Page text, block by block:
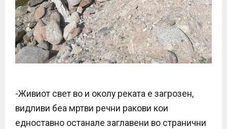
-Живиот свет во и околу реката е загрозен,
видливи беа мртви речни ракови кои
едноставно останале заглавени во странични